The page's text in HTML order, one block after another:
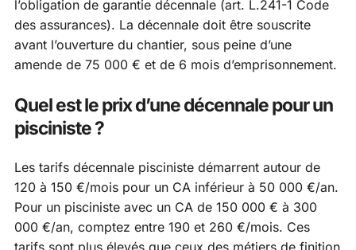
l’obligation de garantie décennale (art. L.241-1 Code
des assurances). La décennale doit être souscrite
avant l’ouverture du chantier, sous peine d’une
amende de 75 000 € et de 6 mois d’emprisonnement.
Quel est le prix d’une décennale pour un
pisciniste ?
Les tarifs décennale pisciniste démarrent autour de
120 à 150 €/mois pour un CA inférieur à 50 000 €/an.
Pour un pisciniste avec un CA de 150 000 € à 300
000 €/an, comptez entre 190 et 260 €/mois. Ces
tarifs sont plus élevés que ceux des métiers de finition